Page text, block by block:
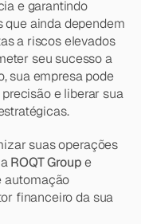
e garantindo
que ainda dependem
a riscos elevados
seu sucesso a
sua empresa pode
e liberar sua
suas operações
ROQT Group e
automação
financeiro da sua